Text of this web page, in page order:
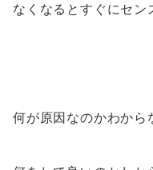
なくなるとすぐにセン
何が原因なのかわから